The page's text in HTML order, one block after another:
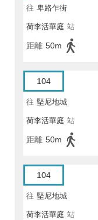
往 卑路乍街
荷李活華庭 站
距離 50m
104
往 堅尼地城
荷李活華庭 站
距離 50m
104
往 堅尼地城
荷李活華庭 站